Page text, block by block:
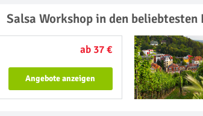
Salsa Workshop in den beliebtesten
ab 37 €
Angebote anzeigen